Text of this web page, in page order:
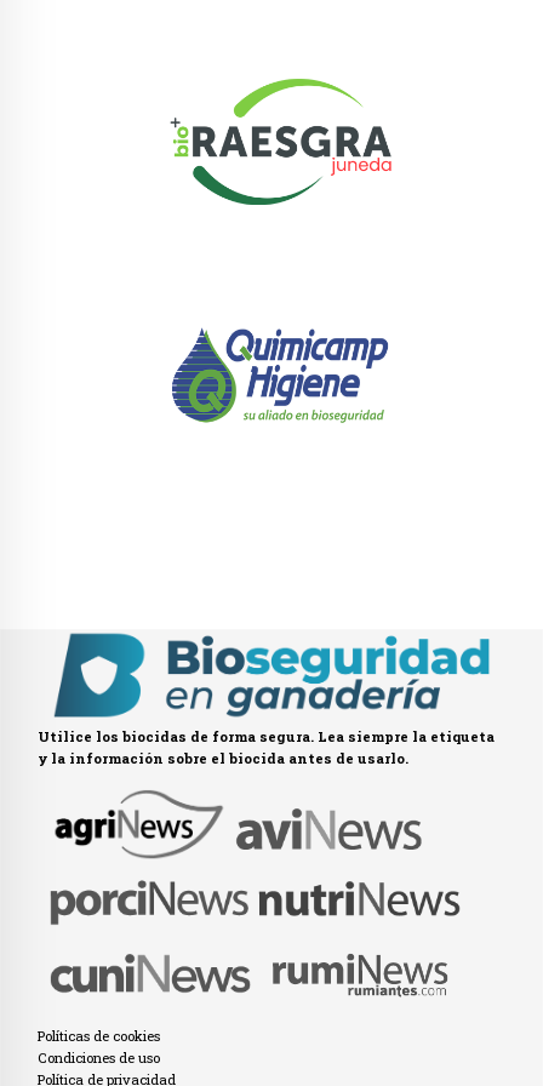
Utilice los biocidas de forma segura. Lea siempre la etiqueta
y la información sobre el biocida antes de usarlo.
Políticas de cookies
Condiciones de uso
Política de privacidad